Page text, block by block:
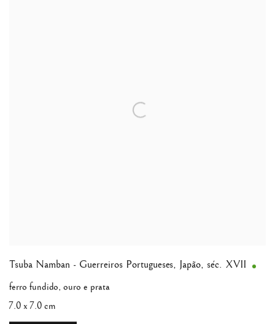
Tsuba Namban - Guerreiros Portugueses, Japão, séc. XVII
ferro fundido, ouro e prata
7.0 x 7.0 cm